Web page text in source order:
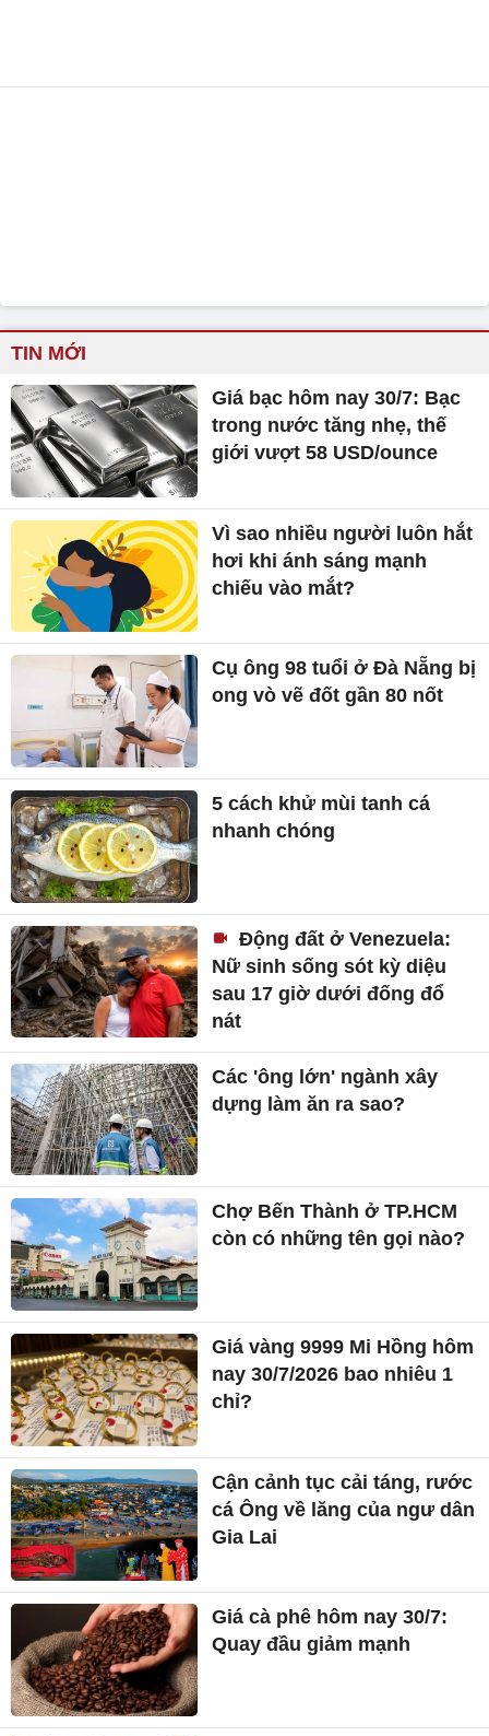
TIN MỚI
Giá bạc hôm nay 30/7: Bạc
trong nước tăng nhẹ, thế
giới vượt 58 USD/ounce
Vì sao nhiều người luôn hắt
hơi khi ánh sáng mạnh
chiếu vào mắt?
Cụ ông 98 tuổi ở Đà Nẵng bị
ong vò vẽ đốt gần 80 nốt
5 cách khử mùi tanh cá
nhanh chóng
Động đất ở Venezuela:
Nữ sinh sống sót kỳ diệu
sau 17 giờ dưới đống đổ
nát
Các 'ông lớn' ngành xây
dựng làm ăn ra sao?
Chợ Bến Thành ở TP.HCM
còn có những tên gọi nào?
Giá vàng 9999 Mi Hồng hôm
nay 30/7/2026 bao nhiêu 1
chỉ?
Cận cảnh tục cải táng, rước
cá Ông về lăng của ngư dân
Gia Lai
Giá cà phê hôm nay 30/7:
Quay đầu giảm mạnh